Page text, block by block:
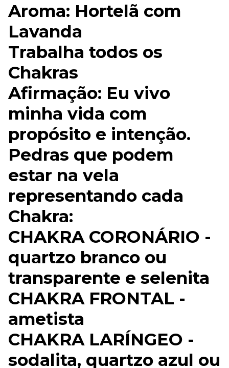
Aroma: Hortelã com
Lavanda
Trabalha todos os
Chakras
Afirmação: Eu vivo
minha vida com
propósito e intenção.
Pedras que podem
estar na vela
representando cada
Chakra:
CHAKRA CORONÁRIO -
quartzo branco ou
transparente e selenita
CHAKRA FRONTAL -
ametista
CHAKRA LARÍNGEO -
sodalita, quartzo azul ou